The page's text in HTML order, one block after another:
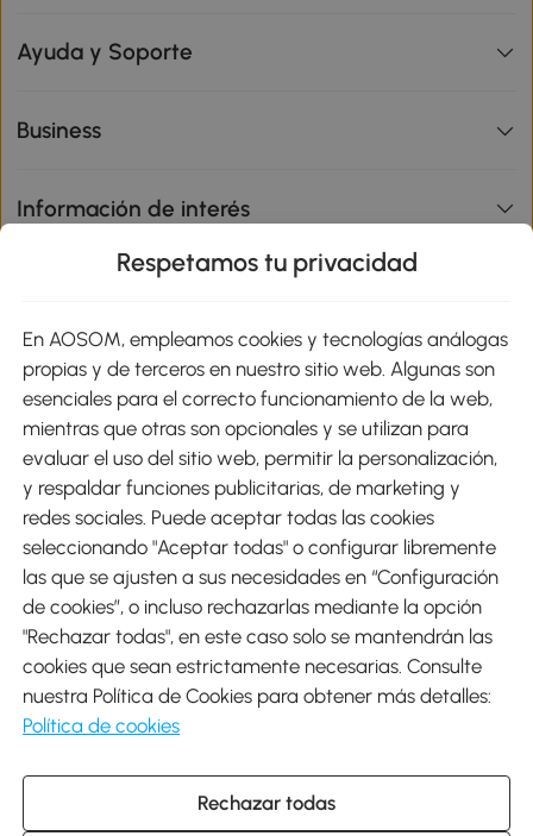
Ayuda y Soporte
Business
Información de interés
Métodos de Pago
Envíos
Descargar Aosom App
Google Play
931 29 45 12 (L-V de 8:30 a 17:30h)
Respetamos tu privacidad
En AOSOM, empleamos cookies y tecnologías análogas
propias y de terceros en nuestro sitio web. Algunas son
esenciales para el correcto funcionamiento de la web,
mientras que otras son opcionales y se utilizan para
evaluar el uso del sitio web, permitir la personalización,
y respaldar funciones publicitarias, de marketing y
redes sociales. Puede aceptar todas las cookies
seleccionando "Aceptar todas" o configurar libremente
las que se ajusten a sus necesidades en “Configuración
de cookies”, o incluso rechazarlas mediante la opción
"Rechazar todas", en este caso solo se mantendrán las
cookies que sean estrictamente necesarias. Consulte
nuestra Política de Cookies para obtener más detalles:
Política de cookies
Rechazar todas